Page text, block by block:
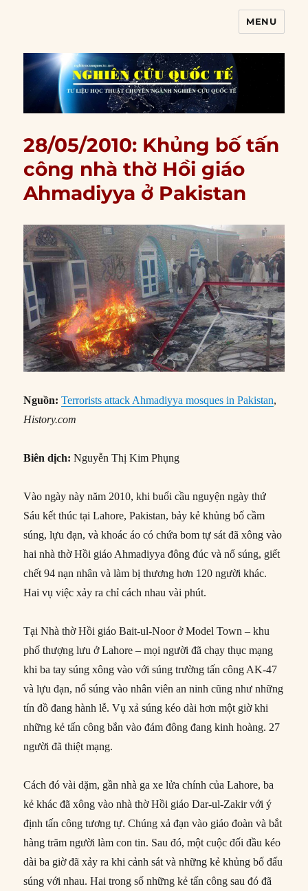
MENU
28/05/2010: Khủng bố tấn
công nhà thờ Hồi giáo
Ahmadiyya ở Pakistan
Nguồn:Terrorists attack Ahmadiyya mosques in Pakistan,
History.com
Biên dịch:Nguyễn Thị Kim Phụng
Vào ngày này năm 2010, khi buổi cầu nguyện ngày thứ
Sáu kết thúc tại Lahore, Pakistan, bảy kẻ khủng bố cầm
súng, lựu đạn, và khoác áo có chứa bom tự sát đã xông vào
hai nhà thờ Hồi giáo Ahmadiyya đông đúc và nổ súng, giết
chết 94 nạn nhân và làm bị thương hơn 120 người khác.
Hai vụ việc xảy ra chỉ cách nhau vài phút.
Tại Nhà thờ Hồi giáo Bait-ul-Noor ở Model Town – khu
phố thượng lưu ở Lahore – mọi người đã chạy thục mạng
khi ba tay súng xông vào với súng trường tấn công AK-47
và lựu đạn, nổ súng vào nhân viên an ninh cũng như những
tín đồ đang hành lễ. Vụ xả súng kéo dài hơn một giờ khi
những kẻ tấn công bắn vào đám đông đang kinh hoàng. 27
người đã thiệt mạng.
Cách đó vài dặm, gần nhà ga xe lửa chính của Lahore, ba
kẻ khác đã xông vào nhà thờ Hồi giáo Dar-ul-Zakir với ý
định tấn công tương tự. Chúng xả đạn vào giáo đoàn và bắt
hàng trăm người làm con tin. Sau đó, một cuộc đối đầu kéo
dài ba giờ đã xảy ra khi cảnh sát và những kẻ khủng bố đấu
súng với nhau. Hai trong số những kẻ tấn công sau đó đã